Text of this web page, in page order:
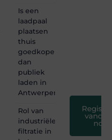
Is een
laadpaal
plaatsen
thuis
goedkoper
dan
publiek
laden in
Antwerpen?
Rol van
industriële
filtratie in
nog